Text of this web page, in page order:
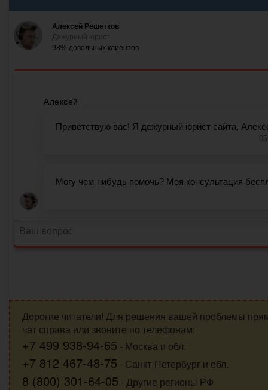
Дорогие читатели! Для решения вашей проблемы
чат справа или звоните по телефонам:
+7 499 938-94-65 - Москва и обл.
+7 812 467-48-75 - Санкт-Петербург и обл.
8 (800) 301-64-05 - Другие регионы РФ